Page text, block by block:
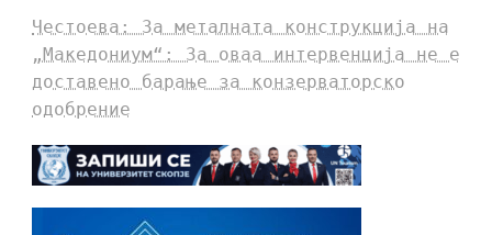
Честоева: За металната конструкција на
„Македониум“: За оваа интервенција не е
доставено барање за конзерваторско
одобрение